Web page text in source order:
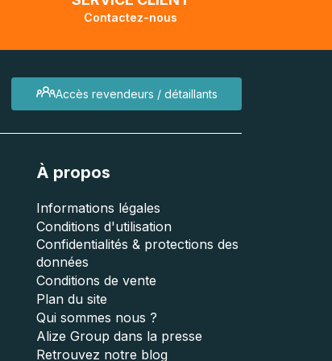
Contactez-nous
Accès revendeurs / détaillants
À propos
Informations légales
Conditions d'utilisation
Confidentialités & protections des
données
Conditions de vente
Plan du site
Qui sommes nous ?
Alize Group dans la presse
Retrouvez notre blog